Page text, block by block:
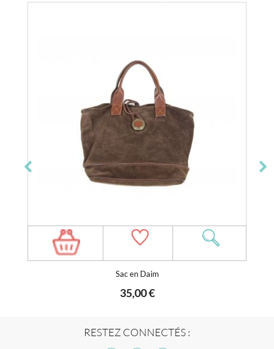
Sac en Daim
35,00 €
RESTEZ CONNECTÉS :